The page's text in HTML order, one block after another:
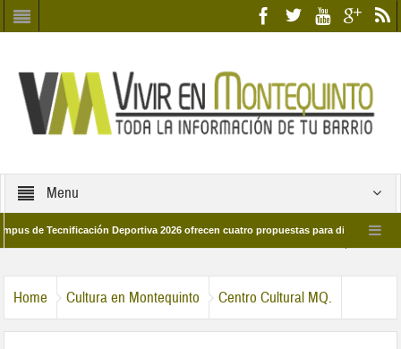
Menu
Tecnificación Deportiva 2026 ofrecen cuatro propuestas para disfrutar del
Home Cultura en Montequinto Centro Cultural MQ.